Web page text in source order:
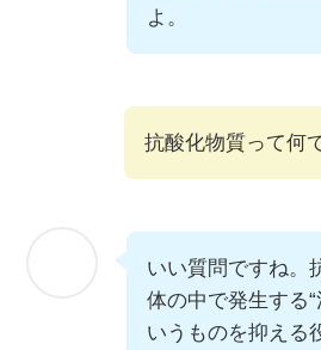
よ。
抗酸化物質って何
いい質問ですね。
体の中で発生する
いうものを抑える